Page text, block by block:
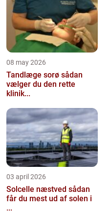
08 may 2026
Tandlæge sorø sådan
vælger du den rette
klinik...
03 april 2026
Solcelle næstved sådan
får du mest ud af solen i
...